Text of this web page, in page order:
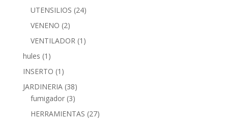
UTENSILIOS (24)
VENENO (2)
VENTILADOR (1)
hules (1)
INSERTO (1)
JARDINERIA (38)
fumigador (3)
HERRAMIENTAS (27)